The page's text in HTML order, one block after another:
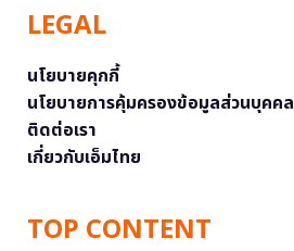
LEGAL
นโยบายคุกกี้
นโยบายการคุ้มครองข้อมูลส่วนบุคคล
ติดต่อเรา
เกี่ยวกับเอ็มไทย
TOP CONTENT